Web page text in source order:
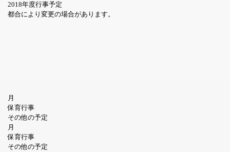
2018年度行事予定
都合により変更の場合があります。
月
保育行事
その他の予定
月
保育行事
その他の予定